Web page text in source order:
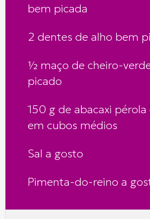
bem picada
2 dentes de alho bem
½ maço de cheiro-
picado
150 g de abacaxi
em cubos médios
Sal a gosto
Pimenta-do-reino a